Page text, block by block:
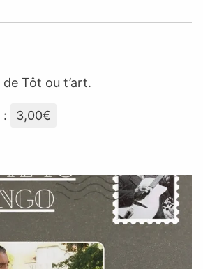
Tôt ou t’art.
: 3,00€